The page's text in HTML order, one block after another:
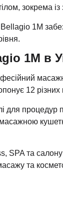
зокрема
Bellagio 1M
1M в
12
для
SPA та
та